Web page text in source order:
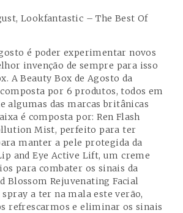
Lookfantastic – The Best Of
é poder experimentar novos
invenção de sempre para isso
A Beauty Box de Agosto da
por 6 produtos, todos em
algumas das marcas britânicas
é composta por: Ren Flash
Mist, perfeito para ter
manter a pele protegida da
and Eye Active Lift, um creme
para combater os sinais da
Blossom Rejuvenating Facial
a ter na mala este verão,
refrescarmos e eliminar os sinais